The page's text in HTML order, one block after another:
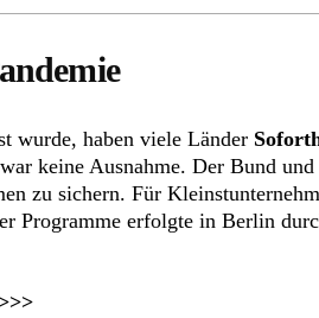
wurde, haben viele Länder
keine Ausnahme. Der Bund
zu sichern. Für
Programme erfolgte in Berlin